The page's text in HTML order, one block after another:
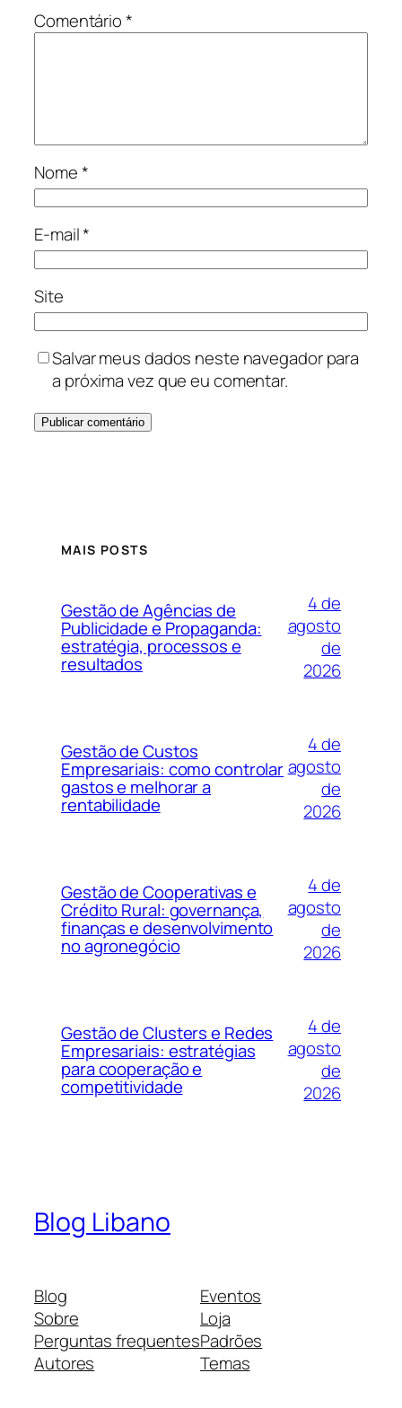
Comentário*
Nome*
E-mail*
Site
Salvar meus dados neste navegador para
a próxima vez que eu comentar.
MAIS POSTS
Gestão de Agências de
Publicidade e Propaganda:
estratégia, processos e
resultados
4 de
agosto
de
2026
Gestão de Custos
Empresariais: como controlar
gastos e melhorar a
rentabilidade
4 de
agosto
de
2026
Gestão de Cooperativas e
Crédito Rural: governança,
finanças e desenvolvimento
no agronegócio
4 de
agosto
de
2026
Gestão de Clusters e Redes
Empresariais: estratégias
para cooperação e
competitividade
4 de
agosto
de
2026
Blog Libano
Blog
Sobre
Perguntas frequentes
Autores
Eventos
Loja
Padrões
Temas